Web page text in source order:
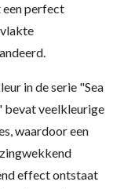
perfect
in de serie "Sea
bevat veelkleurige
waardoor een
effect ontstaat